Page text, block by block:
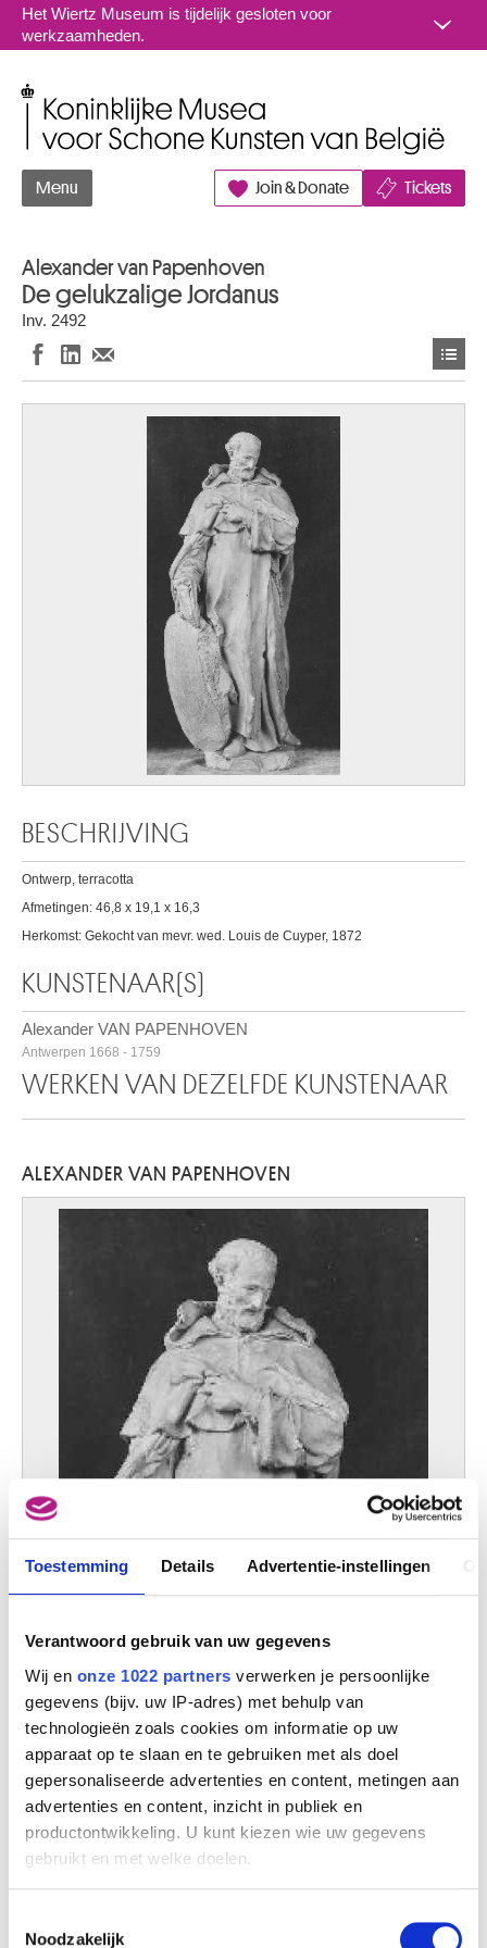
Toestemming Details Advertentie-instellingen
Verantwoord gebruik van uw gegevens
Wij en onze 1022 partners verwerken je persoonlijke
gegevens (bijv. uw IP-adres) met behulp van
technologieën zoals cookies om informatie op uw
apparaat op te slaan en te gebruiken met als doel
gepersonaliseerde advertenties en content, metingen aan
advertenties en content, inzicht in publiek en
productontwikkeling. U kunt kiezen wie uw gegevens
gebruikt en met welke doelen.
Informatie verzamelen over uw geografische
Noodzakelijk
Naar inhoud
Het Wiertz Museum is tijdelijk gesloten voor
werkzaamheden.
Menu Join & Donate Tickets
Alexander van Papenhoven
De gelukzalige Jordanus
Inv. 2492
BESCHRIJVING
Ontwerp, terracotta
Afmetingen: 46,8 x 19,1 x 16,3
Herkomst: Gekocht van mevr. wed. Louis de Cuyper, 1872
KUNSTENAAR(S)
Alexander VAN PAPENHOVEN
Antwerpen 1668 - 1759
WERKEN VAN DEZELFDE KUNSTENAAR
ALEXANDER VAN PAPENHOVEN